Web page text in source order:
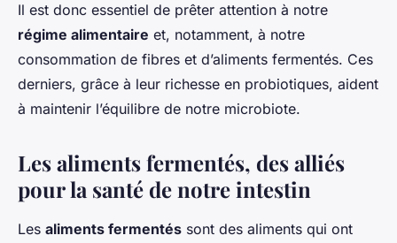
Il est donc essentiel de prêter attention à notre
régime alimentaire et, notamment, à notre
consommation de fibres et d’aliments fermentés. Ces
derniers, grâce à leur richesse en probiotiques, aident
à maintenir l’équilibre de notre microbiote.
Les aliments fermentés, des alliés
pour la santé de notre intestin
Les aliments fermentés sont des aliments qui ont